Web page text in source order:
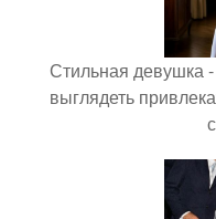
Стильная девушка
выглядеть